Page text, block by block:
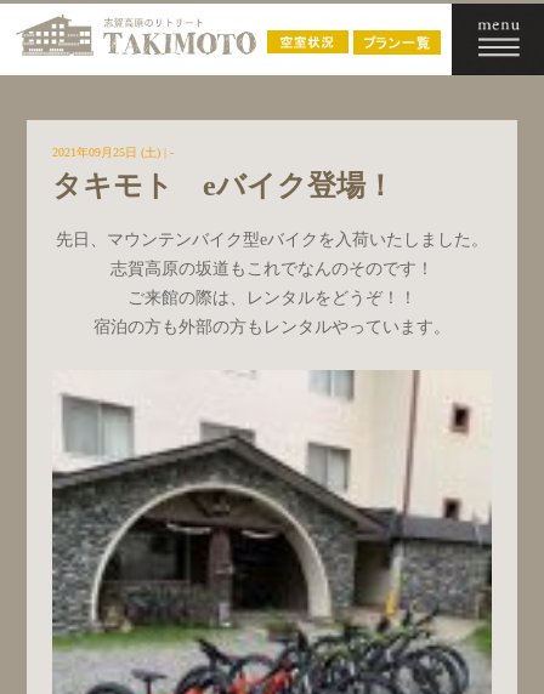
2021年09月25日 (土)| -
タキモト eバイク登場！
先日、マウンテンバイク型eバイクを入荷いたしました。
志賀高原の坂道もこれでなんのそのです！
ご来館の際は、レンタルをどうぞ！！
宿泊の方も外部の方もレンタルやっています。